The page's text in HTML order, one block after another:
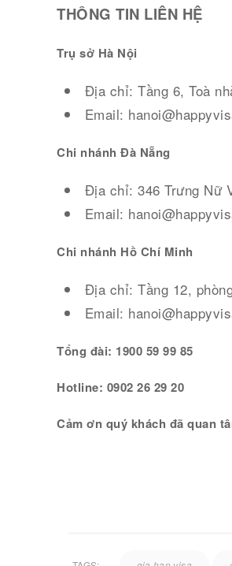
THÔNG TIN LIÊN HỆ
Trụ sở Hà Nội
Địa chỉ: Tầng 6, Toà
Email:
Chi nhánh Đà Nẵng
Địa chỉ: 346 Trưng Nữ
Email:
Chi nhánh Hồ Chí Minh
Địa chỉ: Tầng 12,
Email:
Tổng đài: 1900 59 99 85
Hotline: 0902 26 29 20
Cảm ơn quý khách đã quan